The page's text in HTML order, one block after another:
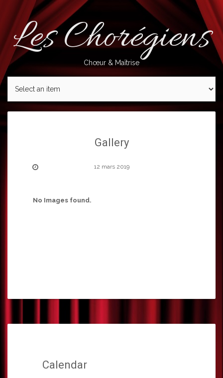
contentLes Chorégiens
Chœur & Maîtrise
Gallery
12 mars 2019
No Images found.
Calendar